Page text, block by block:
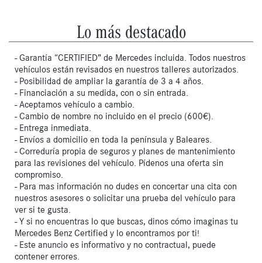
Lo más destacado
- Garantía “CERTIFIED” de Mercedes incluida. Todos nuestros
vehículos están revisados en nuestros talleres autorizados.
- Posibilidad de ampliar la garantía de 3 a 4 años.
- Financiación a su medida, con o sin entrada.
- Aceptamos vehículo a cambio.
- Cambio de nombre no incluido en el precio (600€).
- Entrega inmediata.
- Envíos a domicilio en toda la península y Baleares.
- Correduría propia de seguros y planes de mantenimiento
para las revisiones del vehículo. Pídenos una oferta sin
compromiso.
- Para mas información no dudes en concertar una cita con
nuestros asesores o solicitar una prueba del vehículo para
ver si te gusta.
- Y si no encuentras lo que buscas, dinos cómo imaginas tu
Mercedes Benz Certified y lo encontramos por ti!
- Este anuncio es informativo y no contractual, puede
contener errores.